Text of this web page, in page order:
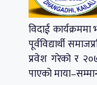
विदाई
पूर्वविद्यार्थी
प्रवेश गरेको र
पाएको